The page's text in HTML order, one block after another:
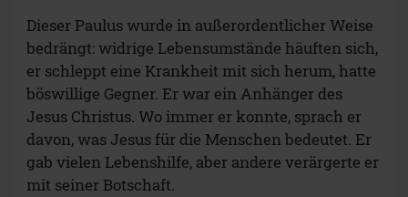
Dieser Paulus wurde in außerordentlicher Weise
bedrängt: widrige Lebensumstände häuften sich,
er schleppt eine Krankheit mit sich herum, hatte
böswillige Gegner. Er war ein Anhänger des
Jesus Christus. Wo immer er konnte, sprach er
davon, was Jesus für die Menschen bedeutet. Er
gab vielen Lebenshilfe, aber andere verärgerte er
mit seiner Botschaft.